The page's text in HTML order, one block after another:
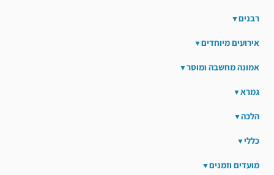
רבנים
אירועים מיוחדים
אמונה מחשבה ומוסר
גמרא
הלכה
כללי
מועדים וזמנים